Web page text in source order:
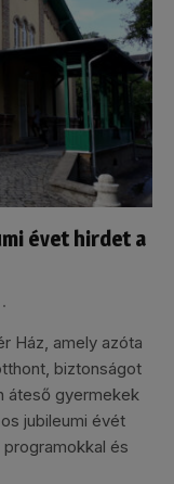
évet hirdet a
Ház, amely azóta
biztonságot
áteső gyermekek
jubileumi évét
és